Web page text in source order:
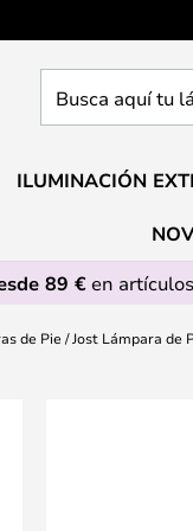
aquí
lámpara
ILUMINACIÓN
89 €en
de Pie Jost Lámpara de